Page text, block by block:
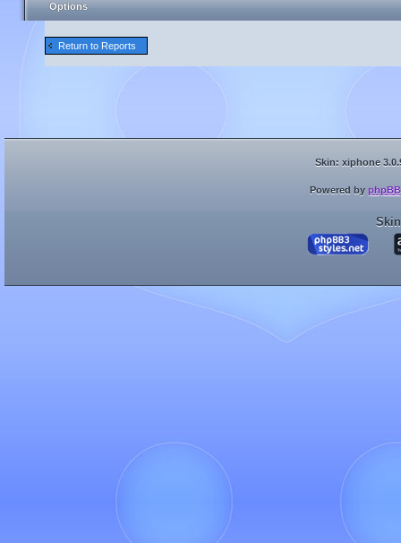
Options
Return to Reports
Skin: xiphone
Powered by phpBB